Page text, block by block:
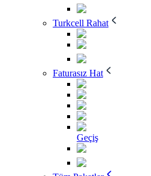
Turkcell Rahat
Faturasız Hat
Geçiş